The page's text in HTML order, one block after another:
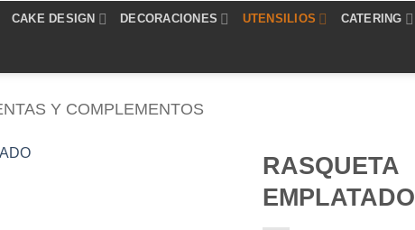
CAKE DESIGN DECORACIONES UTENSILIOS CATERING
Y COMPLEMENTOS
RASQUETA
EMPLATADO